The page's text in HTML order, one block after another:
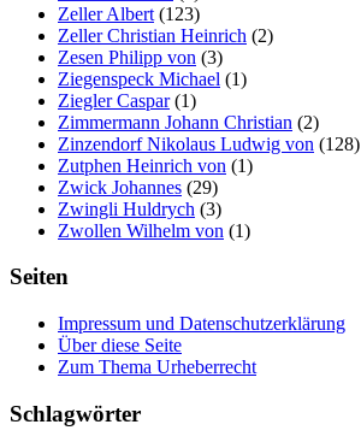
Zeller Albert (123)
Zeller Christian Heinrich (2)
Zesen Philipp von (3)
Ziegenspeck Michael (1)
Ziegler Caspar(1)
Zimmermann Johann Christian (2)
Zinzendorf Nikolaus Ludwig von (128)
Zutphen Heinrich von (1)
Zwick Johannes (29)
Zwingli Huldrych (3)
Zwollen Wilhelm von (1)
Seiten
Impressum und Datenschutzerklärung
Über diese Seite
Zum Thema Urheberrecht
Schlagwörter